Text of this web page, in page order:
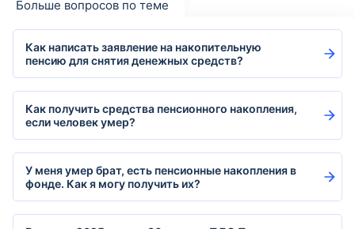
Больше вопросов по теме
Как написать заявление на накопительную
пенсию для снятия денежных средств?
Как получить средства пенсионного накопления,
если человек умер?
У меня умер брат, есть пенсионные накопления в
фонде. Как я могу получить их?